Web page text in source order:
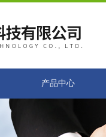
产品中心